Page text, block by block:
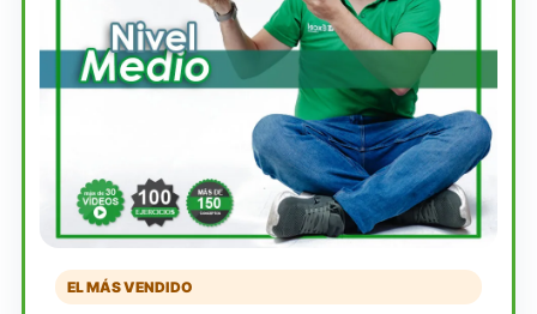
EL MÁS VENDIDO